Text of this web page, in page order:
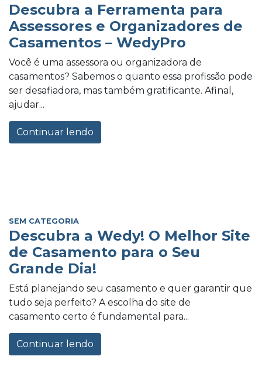
Descubra a Ferramenta para
Assessores e Organizadores de
Casamentos – WedyPro
Você é uma assessora ou organizadora de
casamentos? Sabemos o quanto essa profissão pode
ser desafiadora, mas também gratificante. Afinal,
ajudar...
Continuar lendo
SEM CATEGORIA
Descubra a Wedy! O Melhor Site
de Casamento para o Seu
Grande Dia!
Está planejando seu casamento e quer garantir que
tudo seja perfeito? A escolha do site de
casamento certo é fundamental para...
Continuar lendo